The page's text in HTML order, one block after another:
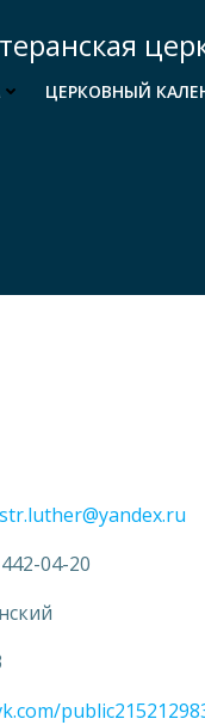
ЦЕРКОВНЫЙ
str.luther@yandex.ru
04-20